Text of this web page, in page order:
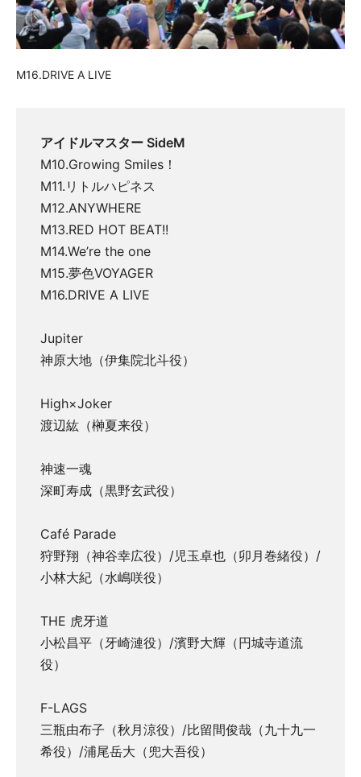
M16.DRIVE A LIVE
アイドルマスター SideM
M10.Growing Smiles！
M11.リトルハピネス
M12.ANYWHERE
M13.RED HOT BEAT!!
M14.We’re the one
M15.夢色VOYAGER
M16.DRIVE A LIVE
Jupiter
神原大地（伊集院北斗役）
High×Joker
渡辺紘（榊夏来役）
神速一魂
深町寿成（黒野玄武役）
Café Parade
狩野翔（神谷幸広役）/児玉卓也（卯月巻緒役）/
小林大紀（水嶋咲役）
THE 虎牙道
小松昌平（牙崎漣役）/濱野大輝（円城寺道流
役）
F-LAGS
三瓶由布子（秋月涼役）/比留間俊哉（九十九一
希役）/浦尾岳大（兜大吾役）